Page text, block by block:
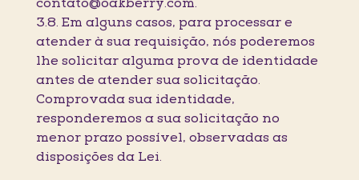
contato@oakberry.com.
3.8. Em alguns casos, para processar e
atender à sua requisição, nós poderemos
lhe solicitar alguma prova de identidade
antes de atender sua solicitação.
Comprovada sua identidade,
responderemos a sua solicitação no
menor prazo possível, observadas as
disposições da Lei.